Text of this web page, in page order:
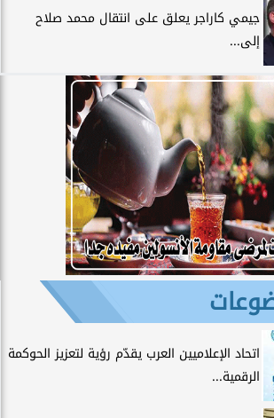
جيمي كاراجر يعلق على انتقال محمد صلاح
إلى...
اتحاد الإعلاميين العرب يقدّم رؤية لتعزيز الحوكمة
الرقمية...